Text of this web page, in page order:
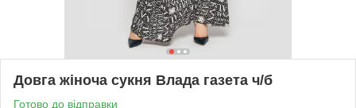
Довга жіноча сукня Влада газета ч/б
Готово до відправки